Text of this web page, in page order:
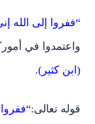
“ففروا إلى الله
واعتمدوا في
(ابن كثير).
قوله تعالى: